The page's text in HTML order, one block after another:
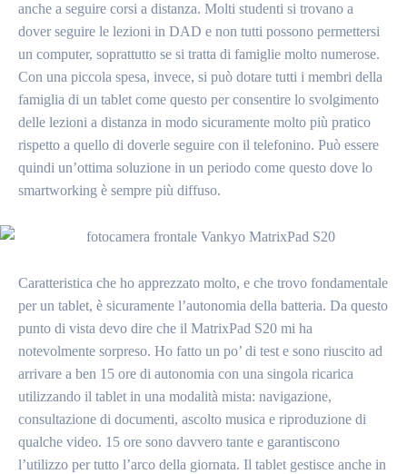
anche a seguire corsi a distanza. Molti studenti si trovano a
dover seguire le lezioni in DAD e non tutti possono permettersi
un computer, soprattutto se si tratta di famiglie molto numerose.
Con una piccola spesa, invece, si può dotare tutti i membri della
famiglia di un tablet come questo per consentire lo svolgimento
delle lezioni a distanza in modo sicuramente molto più pratico
rispetto a quello di doverle seguire con il telefonino. Può essere
quindi un’ottima soluzione in un periodo come questo dove lo
smartworking è sempre più diffuso.
Caratteristica che ho apprezzato molto, e che trovo fondamentale
per un tablet, è sicuramente l’autonomia della batteria. Da questo
punto di vista devo dire che il MatrixPad S20 mi ha
notevolmente sorpreso. Ho fatto un po’ di test e sono riuscito ad
arrivare a ben 15 ore di autonomia con una singola ricarica
utilizzando il tablet in una modalità mista: navigazione,
consultazione di documenti, ascolto musica e riproduzione di
qualche video. 15 ore sono davvero tante e garantiscono
l’utilizzo per tutto l’arco della giornata. Il tablet gestisce anche in